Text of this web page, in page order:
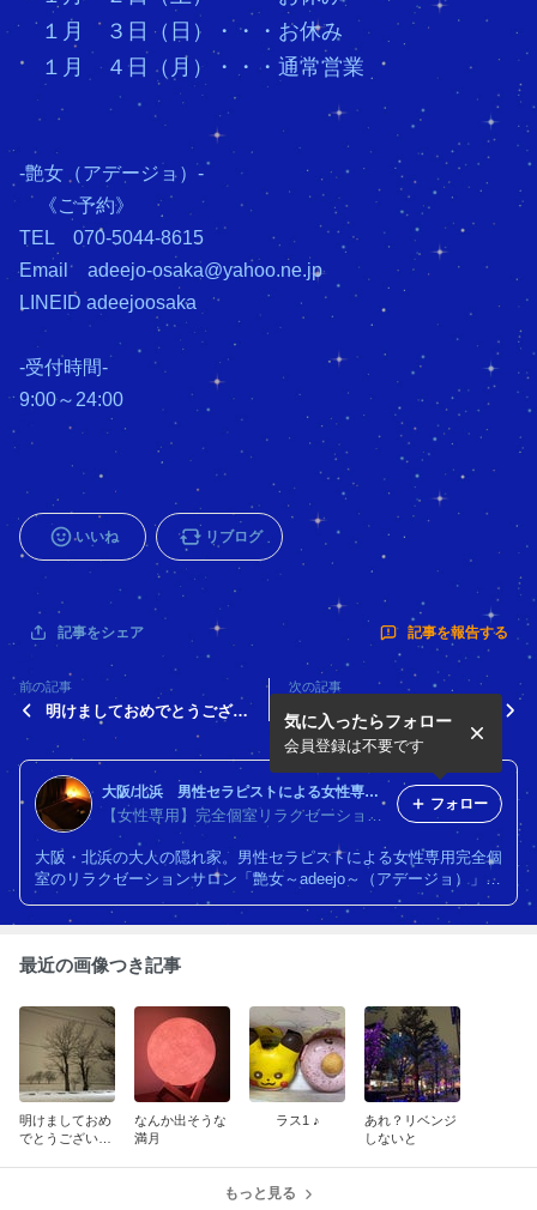
１月 ３日（日）・・・お休み
１月 ４日（月）・・・通常営業
-艶女（アデージョ）-
《ご予約》
TEL 070-5044-8615
Email adeejo-osaka@yahoo.ne.jp
LINEID adeejoosaka
-受付時間-
9:00～24:00
いいね リブログ
記事をシェア 記事を報告する
前の記事
明けましておめでとうござい
ます(^-^)/
次の記事
お気に入りシリーズ♪
大阪/北浜 男性セラピストによる女性専用完全個室リラクゼーション艶女（アデージョ）
【女性専用】完全個室リラクゼーション艶女（アデージョ）
大阪・北浜の大人の隠れ家。男性セラピストによる女性専用完全個
室のリラクゼーションサロン「艶女～adeejo～（アデージョ）」で
はアロマオイルマッサージやリンパケアマッサージで究極の癒しを
提供します。
気に入ったらフォロー
会員登録は不要です
フォロー
最近の画像つき記事
明けましておめ
でとうございま
なんか出そうな
満月
ラス1 ♪
あれ？リベンジ
しないと
もっと見る